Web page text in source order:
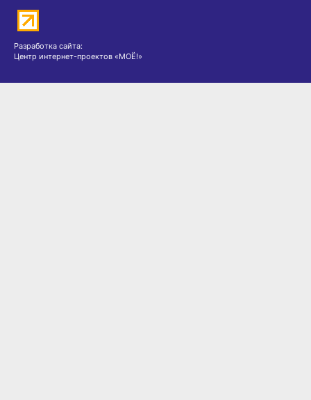
Разработка сайта:
Центр интернет-проектов «МОЁ!»